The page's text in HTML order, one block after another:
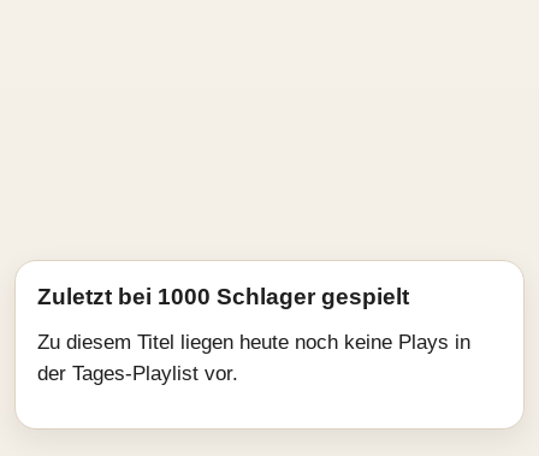
Zuletzt bei 1000 Schlager gespielt
Zu diesem Titel liegen heute noch keine Plays in
der Tages-Playlist vor.